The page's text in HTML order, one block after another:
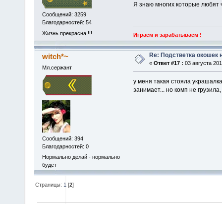
Сообщений: 3259
Благодарностей: 54
Жизнь прекрасна !!!
Я знаю многих которые любят
Играем и зарабатываем !
witch*~
Мл.сержант
Сообщений: 394
Благодарностей: 0
Нормально делай - нормально
будет
Re: Подстветка окошек
« Ответ #17 : 03 августа
у меня такая стояла
занимает... но комп не
Страницы: 1 [2]